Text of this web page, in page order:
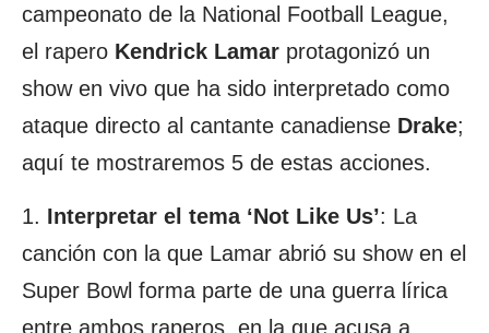
campeonato de la National Football League,
el rapero Kendrick Lamar protagonizó un
show en vivo que ha sido interpretado como
ataque directo al cantante canadiense Drake;
aquí te mostraremos 5 de estas acciones.
1. Interpretar el tema ‘Not Like Us’: La
canción con la que Lamar abrió su show en el
Super Bowl forma parte de una guerra lírica
entre ambos raperos, en la que acusa a